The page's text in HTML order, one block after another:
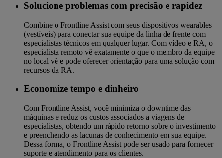
Solucione problemas com precisão e rapidez
Combine o Frontline Assist com seus dispositivos wearables
(vestíveis) para conectar sua equipe da linha de frente com
especialistas técnicos em qualquer lugar. Com vídeo e RA, o
especialista remoto vê exatamente o que o membro da equipe
no local vê e pode oferecer orientação para uma solução com
recursos da RA.
Economize tempo e dinheiro
Com Frontline Assist, você minimiza o downtime das
máquinas e reduz os custos associados a viagens de
especialistas, obtendo um rápido retorno sobre o investimento
e preenchendo as lacunas de conhecimento em sua equipe.
Dessa forma, o Frontline Assist pode ser usado para fornecer
suporte e atendimento para os clientes.